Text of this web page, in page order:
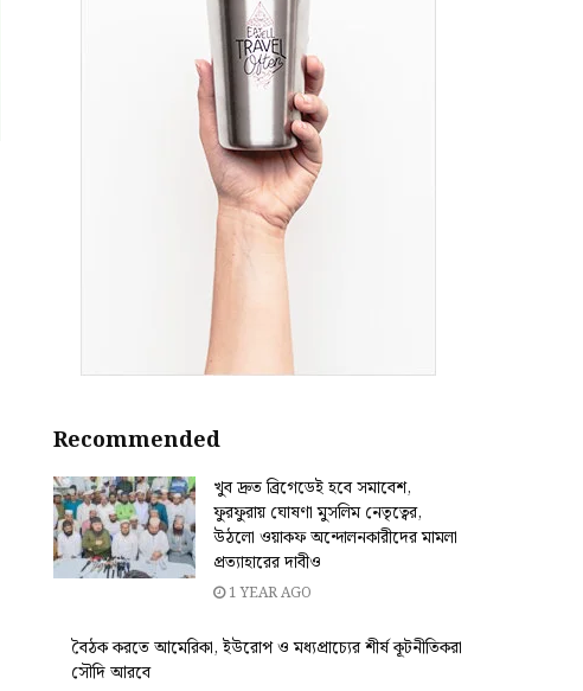
Recommended
খুব দ্রুত ব্রিগেডেই হবে সমাবেশ,
ফুরফুরায় ঘোষণা মুসলিম নেতৃত্বের,
উঠলো ওয়াকফ অন্দোলনকারীদের মামলা
প্রত্যাহারের দাবীও
1 YEAR AGO
বৈঠক করতে আমেরিকা, ইউরোপ ও মধ্যপ্রাচ্যের শীর্ষ কূটনীতিকরা
সৌদি আরবে